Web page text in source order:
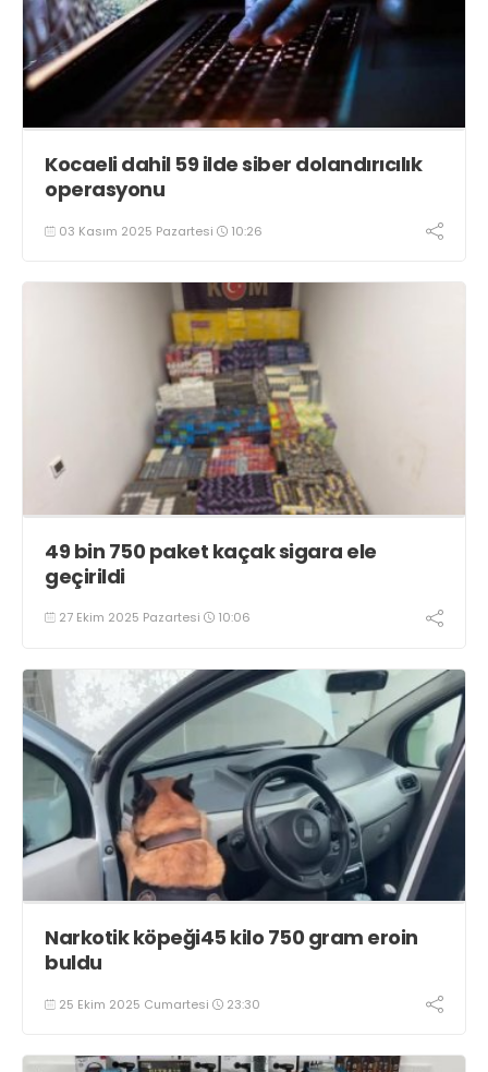
Kocaeli dahil 59 ilde siber dolandırıcılık
operasyonu
03 Kasım 2025 Pazartesi 10:26
49 bin 750 paket kaçak sigara ele
geçirildi
27 Ekim 2025 Pazartesi 10:06
Narkotik köpeği45 kilo 750 gram eroin
buldu
25 Ekim 2025 Cumartesi 23:30